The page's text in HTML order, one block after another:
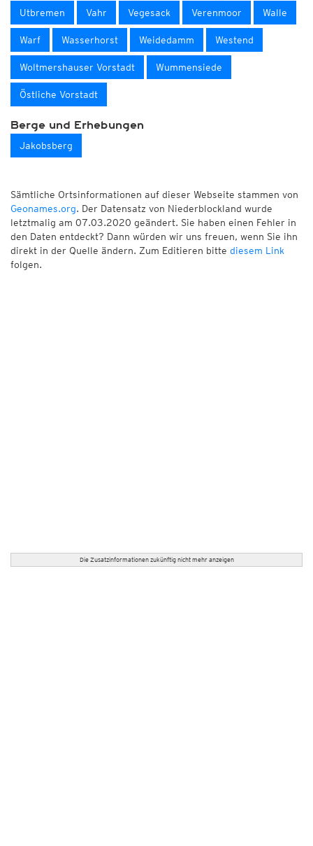
Utbremen Vahr Vegesack Verenmoor Walle
Warf Wasserhorst Weidedamm Westend
Woltmershauser Vorstadt Wummensiede
Östliche Vorstadt
Berge und Erhebungen
Jakobsberg
Sämtliche Ortsinformationen auf dieser Webseite stammen von
Geonames.org. Der Datensatz von Niederblockland wurde
letztmalig am 07.03.2020 geändert. Sie haben einen Fehler in
den Daten entdeckt? Dann würden wir uns freuen, wenn Sie ihn
direkt in der Quelle ändern. Zum Editieren bitte diesem Link
folgen.
Die Zusatzinformationen zukünftig nicht mehr anzeigen